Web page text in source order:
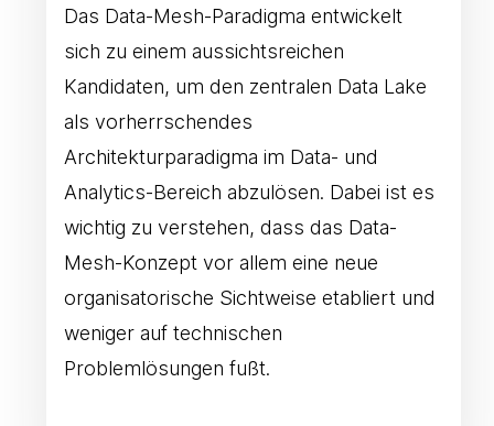
Das Data-Mesh-Paradigma entwickelt
sich zu einem aussichtsreichen
Kandidaten, um den zentralen Data Lake
als vorherrschendes
Architekturparadigma im Data- und
Analytics-Bereich abzulösen. Dabei ist es
wichtig zu verstehen, dass das Data-
Mesh-Konzept vor allem eine neue
organisatorische Sichtweise etabliert und
weniger auf technischen
Problemlösungen fußt.